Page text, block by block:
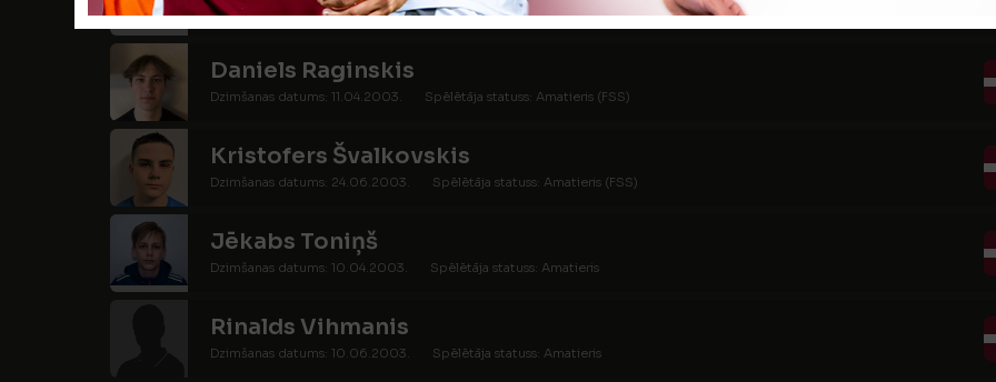
Dzimšanas datums: 10.05.2003. Spēlētāja statuss: Amatieris
Daniels Raginskis
Dzimšanas datums: 11.04.2003. Spēlētāja statuss: Amatieris (FSS)
Kristofers Švalkovskis
Dzimšanas datums: 24.06.2003. Spēlētāja statuss: Amatieris (FSS)
Jēkabs Toniņš
Dzimšanas datums: 10.04.2003. Spēlētāja statuss: Amatieris
Rinalds Vihmanis
Dzimšanas datums: 10.06.2003. Spēlētāja statuss: Amatieris